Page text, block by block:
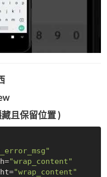
且保留位置 )
"wrap_content"
"wrap_content"